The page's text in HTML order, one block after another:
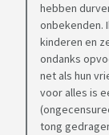
hebben
onbekenden.
kinderen en
ondanks
net als hun
voor alles is
tong